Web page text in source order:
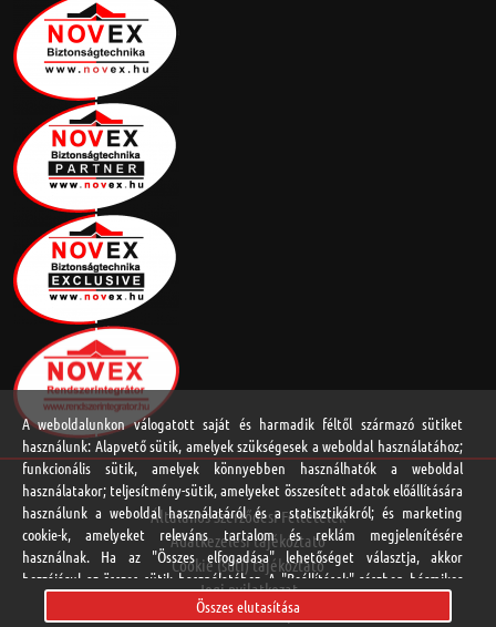
Általános Szerződési Feltételek
Adatkezelési tájékoztató
Cookie (süti) tájékoztató
Jogi nyilatkozat
Online vitarendezési platform
A weboldalunkon válogatott saját és harmadik féltől származó sütiket
használunk: Alapvető sütik, amelyek szükségesek a weboldal használatához;
funkcionális sütik, amelyek könnyebben használhatók a weboldal
használatakor; teljesítmény-sütik, amelyeket összesített adatok előállítására
használunk a weboldal használatáról és a statisztikákról; és marketing
cookie-k, amelyeket releváns tartalom és reklám megjelenítésére
használnak. Ha az "Összes elfogadása" lehetőséget választja, akkor
hozzájárul az összes sütik használatához. A "Beállítások" részben bármikor
elfogadhat és elutasíthat egyedi sütitípusokat, és visszavonhatja a jövőre
vonatkozó beleegyezését.
Összes elutasítása